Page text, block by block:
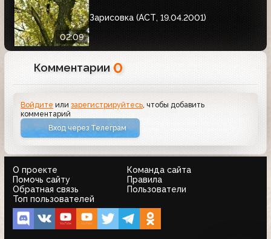
02:09
Зарисовка (АСТ, 19.04.2001)
Комментарии 0
Войдите илизарегистрируйтесь, чтобы добавить
комментарий
Вход через Телеграм
О проекте
Команда сайта
Помочь сайту
Правила
Обратная связь
Пользователи
Топ пользователей